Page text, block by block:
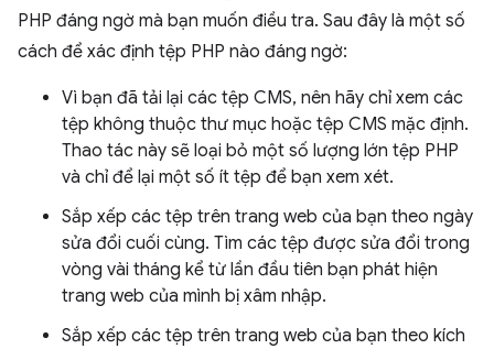
PHP đáng ngờ mà bạn muốn điều tra. Sau đây là một số
cách để xác định tệp PHP nào đáng ngờ:
Vì bạn đã tải lại các tệp CMS, nên hãy chỉ xem các
tệp không thuộc thư mục hoặc tệp CMS mặc định.
Thao tác này sẽ loại bỏ một số lượng lớn tệp PHP
và chỉ để lại một số ít tệp để bạn xem xét.
Sắp xếp các tệp trên trang web của bạn theo ngày
sửa đổi cuối cùng. Tìm các tệp được sửa đổi trong
vòng vài tháng kể từ lần đầu tiên bạn phát hiện
trang web của mình bị xâm nhập.
Sắp xếp các tệp trên trang web của bạn theo kích